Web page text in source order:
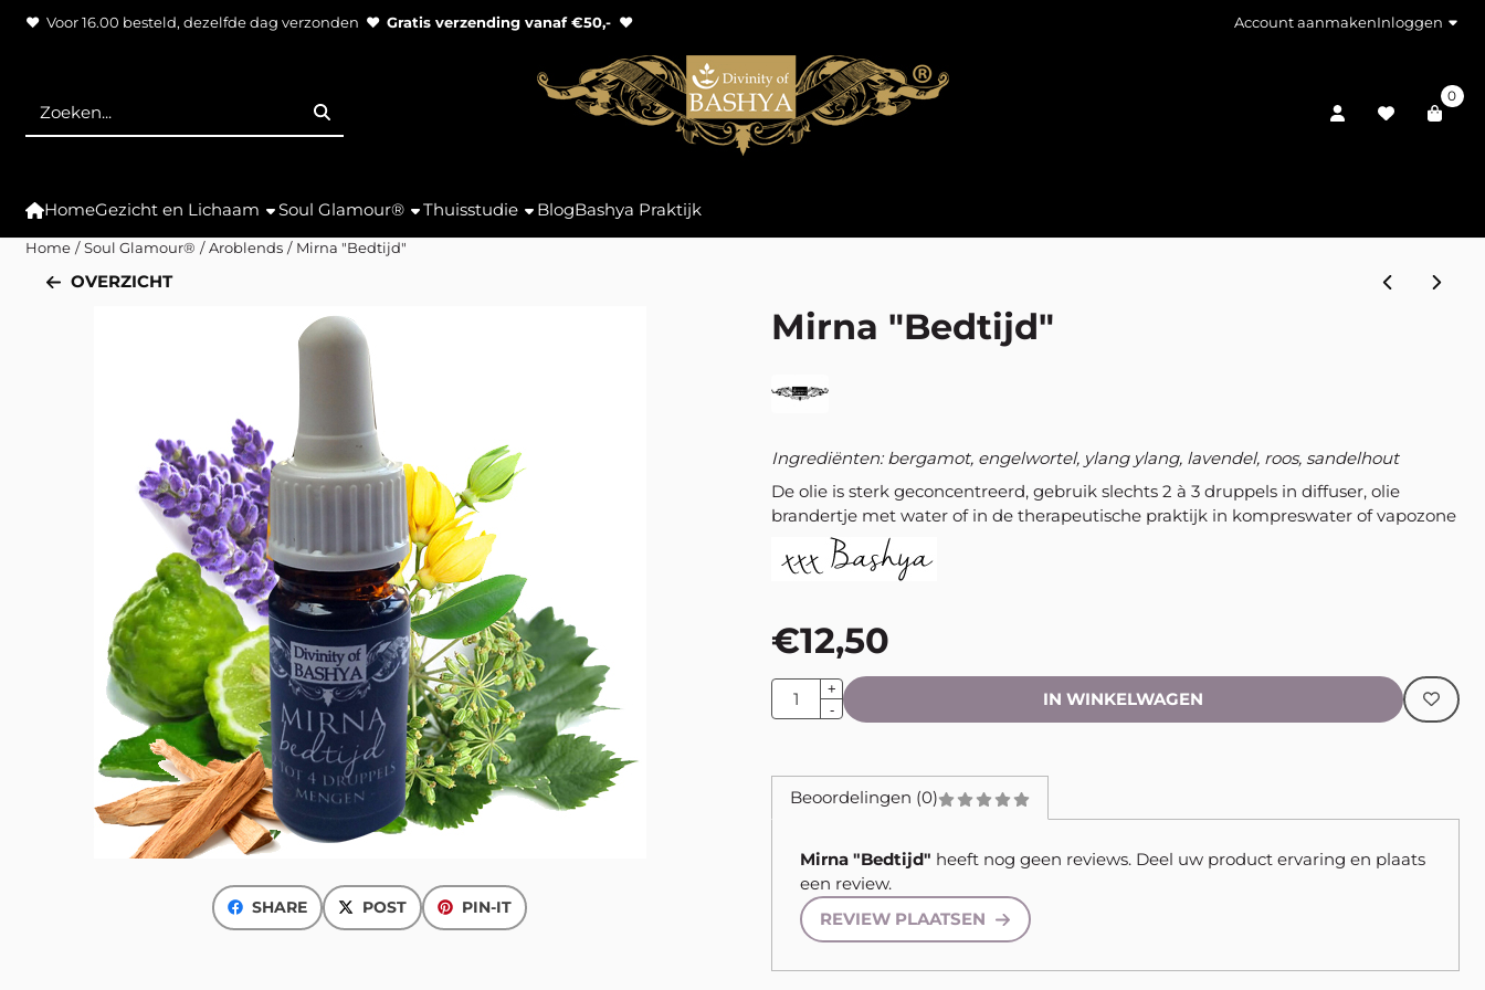
♥ Voor 16.00 besteld, dezelfde dag verzonden ♥ Gratis verzending vanaf €50,- ♥ Account aanmakenInloggen
0
HomeGezicht en Lichaam Soul Glamour® Thuisstudie BlogBashya Praktijk
Home / Soul Glamour® / Aroblends / Mirna "Bedtijd"
OVERZICHT
SHARE POST PIN-IT
Mirna "Bedtijd"
Ingrediënten: bergamot, engelwortel, ylang ylang, lavendel, roos, sandelhout
De olie is sterk geconcentreerd, gebruik slechts 2 à 3 druppels in diffuser, olie
brandertje met water of in de therapeutische praktijk in kompreswater of vapozone
€12,50
Aantal
+
-
IN WINKELWAGEN
Beoordelingen (0)
Mirna "Bedtijd" heeft nog geen reviews. Deel uw product ervaring en plaats
een review.
REVIEW PLAATSEN